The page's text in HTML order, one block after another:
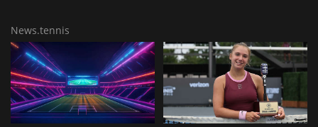
News.tennis